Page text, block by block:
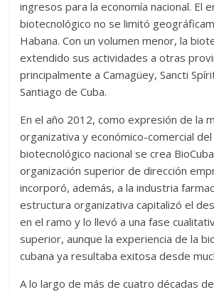
ingresos para la economía nacional. El
biotecnológico no se limitó
Habana. Con un volumen menor, la
extendido sus actividades a otras
principalmente a Camagüey, Sancti
Santiago de Cuba.
En el año 2012, como expresión de la
organizativa y económico-comercial
biotecnológico nacional se crea
organización superior de dirección
incorporó, además, a la industria
estructura organizativa capitalizó el
en el ramo y lo llevó a una fase
superior, aunque la experiencia de la
cubana ya resultaba exitosa desde
A lo largo de más de cuatro décadas